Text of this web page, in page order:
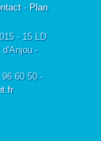
- Plan
- 15 LD
-
60 50 -